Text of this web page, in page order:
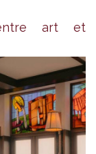
art et